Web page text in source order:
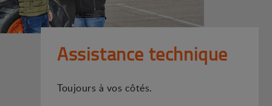
Assistance technique
Toujours à vos côtés.